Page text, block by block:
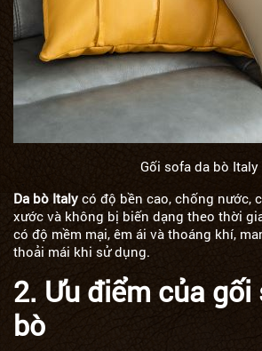
Gối sofa da bò Italy
Da bò Italy có độ bền cao, chống nước,
xước và không bị biến dạng theo thời
có độ mềm mại, êm ái và thoáng khí,
thoải mái khi sử dụng.
2. Ưu điểm của gối
bò